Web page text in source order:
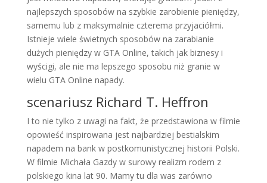
najlepszych sposobów na szybkie zarobienie pieniędzy,
samemu lub z maksymalnie czterema przyjaciółmi.
Istnieje wiele świetnych sposobów na zarabianie
dużych pieniędzy w GTA Online, takich jak biznesy i
wyścigi, ale nie ma lepszego sposobu niż granie w
wielu GTA Online napady.
scenariusz Richard T. Heffron
I to nie tylko z uwagi na fakt, że przedstawiona w filmie
opowieść inspirowana jest najbardziej bestialskim
napadem na bank w postkomunistycznej historii Polski.
W filmie Michała Gazdy w surowy realizm rodem z
polskiego kina lat 90. Mamy tu dla was zarówno